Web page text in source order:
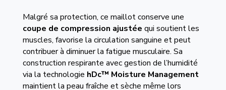
Malgré sa protection, ce maillot conserve une
coupe de compression ajustée qui soutient les
muscles, favorise la circulation sanguine et peut
contribuer à diminuer la fatigue musculaire. Sa
construction respirante avec gestion de l’humidité
via la technologie hDc™ Moisture Management
maintient la peau fraîche et sèche même lors